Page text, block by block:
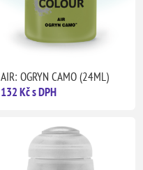
AIR: OGRYN CAMO (24ML)
132 Kč s DPH